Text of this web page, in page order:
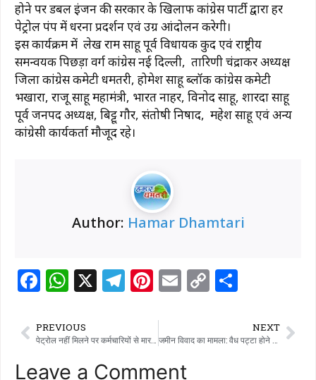
होने पर डबल इंजन की सरकार के खिलाफ कांग्रेस पार्टी द्वारा हर
पेट्रोल पंप में धरना प्रदर्शन एवं उग्र आंदोलन करेगी।
इस कार्यक्रम में लेख राम साहू पूर्व विधायक कुरूद एवं राष्ट्रीय
समन्वयक पिछड़ा वर्ग कांग्रेस नई दिल्ली, तारिणी चंद्राकर अध्यक्ष
जिला कांग्रेस कमेटी धमतरी, होमेश साहू ब्लॉक कांग्रेस कमेटी
भखारा, राजू साहू महामंत्री, भारत नाहर, विनोद साहू, शारदा साहू
पूर्व जनपद अध्यक्ष, बिट्टू गौर, संतोषी निषाद, महेश साहू एवं अन्य
कांग्रेसी कार्यकर्ता मौजूद रहे।
Author: Hamar Dhamtari
F
a
c
e
b
W
h
at
s
A
X T
el
g
ra
Pi
n
te
re
st
E
m
l
C
o
y
ar
e
PREVIOUS
पेट्रोल नहीं मिलने पर कर्मचारियों से मारपीट, मामला दर्ज
NEXT
Leave a Comment